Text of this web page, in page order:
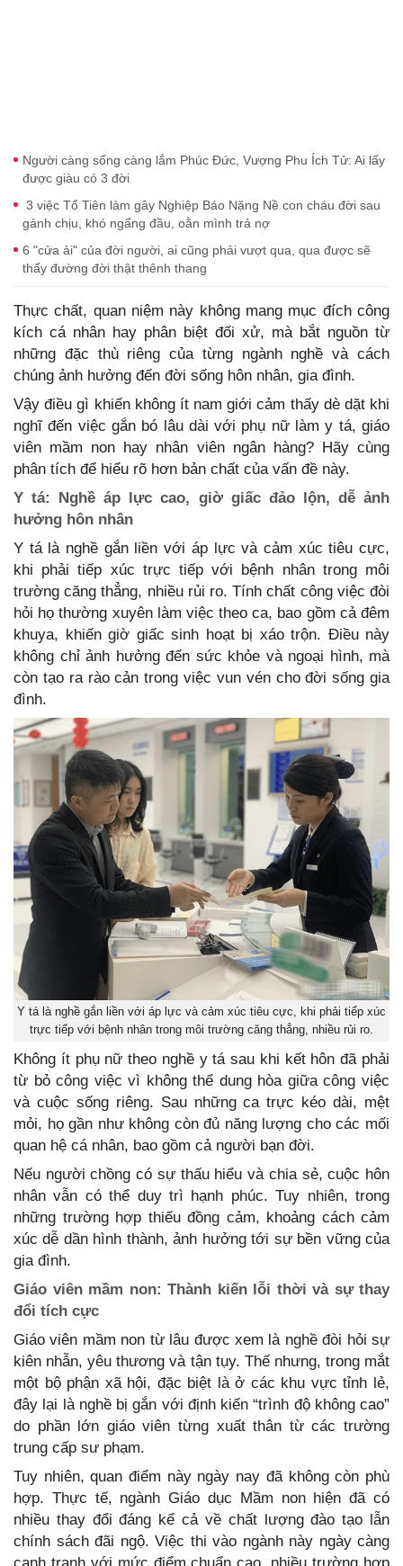
Người càng sống càng lắm Phúc Đức, Vượng Phu Ích Tử: Ai lấy
được giàu có 3 đời
3 việc Tổ Tiên làm gây Nghiệp Báo Nặng Nề con cháu đời sau
gánh chịu, khó ngẩng đầu, oằn mình trả nợ
6 "cửa ải" của đời người, ai cũng phải vượt qua, qua được sẽ
thấy đường đời thật thênh thang
Thực chất, quan niệm này không mang mục đích công
kích cá nhân hay phân biệt đối xử, mà bắt nguồn từ
những đặc thù riêng của từng ngành nghề và cách
chúng ảnh hưởng đến đời sống hôn nhân, gia đình.
Vậy điều gì khiến không ít nam giới cảm thấy dè dặt khi
nghĩ đến việc gắn bó lâu dài với phụ nữ làm y tá, giáo
viên mầm non hay nhân viên ngân hàng? Hãy cùng
phân tích để hiểu rõ hơn bản chất của vấn đề này.
Y tá: Nghề áp lực cao, giờ giấc đảo lộn, dễ ảnh
hưởng hôn nhân
Y tá là nghề gắn liền với áp lực và cảm xúc tiêu cực,
khi phải tiếp xúc trực tiếp với bệnh nhân trong môi
trường căng thẳng, nhiều rủi ro. Tính chất công việc đòi
hỏi họ thường xuyên làm việc theo ca, bao gồm cả đêm
khuya, khiến giờ giấc sinh hoạt bị xáo trộn. Điều này
không chỉ ảnh hưởng đến sức khỏe và ngoại hình, mà
còn tạo ra rào cản trong việc vun vén cho đời sống gia
đình.
Y tá là nghề gắn liền với áp lực và cảm xúc tiêu cực, khi phải tiếp xúc
trực tiếp với bệnh nhân trong môi trường căng thẳng, nhiều rủi ro.
Không ít phụ nữ theo nghề y tá sau khi kết hôn đã phải
từ bỏ công việc vì không thể dung hòa giữa công việc
và cuộc sống riêng. Sau những ca trực kéo dài, mệt
mỏi, họ gần như không còn đủ năng lượng cho các mối
quan hệ cá nhân, bao gồm cả người bạn đời.
Nếu người chồng có sự thấu hiểu và chia sẻ, cuộc hôn
nhân vẫn có thể duy trì hạnh phúc. Tuy nhiên, trong
những trường hợp thiếu đồng cảm, khoảng cách cảm
xúc dễ dần hình thành, ảnh hưởng tới sự bền vững của
gia đình.
Giáo viên mầm non: Thành kiến lỗi thời và sự thay
đổi tích cực
Giáo viên mầm non từ lâu được xem là nghề đòi hỏi sự
kiên nhẫn, yêu thương và tận tụy. Thế nhưng, trong mắt
một bộ phận xã hội, đặc biệt là ở các khu vực tỉnh lẻ,
đây lại là nghề bị gắn với định kiến “trình độ không cao”
do phần lớn giáo viên từng xuất thân từ các trường
trung cấp sư phạm.
Tuy nhiên, quan điểm này ngày nay đã không còn phù
hợp. Thực tế, ngành Giáo dục Mầm non hiện đã có
nhiều thay đổi đáng kể cả về chất lượng đào tạo lẫn
chính sách đãi ngộ. Việc thi vào ngành này ngày càng
cạnh tranh với mức điểm chuẩn cao, nhiều trường hợp